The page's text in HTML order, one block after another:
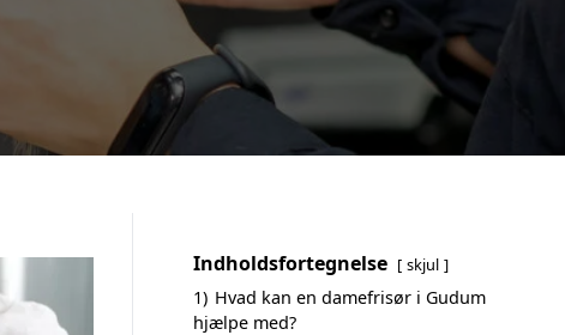
Indholdsfortegnelse skjul
1) Hvad kan en damefrisør i Gudum
hjælpe med?